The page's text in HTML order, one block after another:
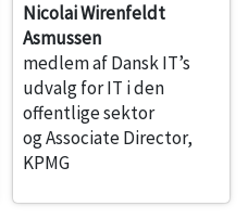
Nicolai Wirenfeldt
Asmussen
medlem af Dansk IT’s
udvalg for IT i den
offentlige sektor
og Associate Director,
KPMG